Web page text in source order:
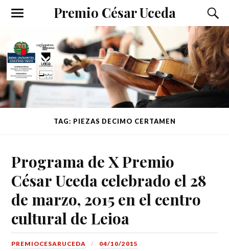
Premio César Uceda
TAG: PIEZAS DECIMO CERTAMEN
Programa de X Premio
César Uceda celebrado el 28
de marzo, 2015 en el centro
cultural de Leioa
PREMIOCESARUCEDA 04/10/2015